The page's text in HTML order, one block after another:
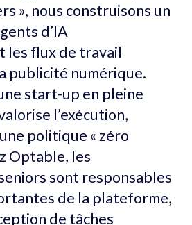
», nous construisons un
d’IA
les flux de travail
publicité numérique.
start-up en pleine
l’exécution,
politique « zéro
Optable, les
sont responsables
de la plateforme,
de tâches